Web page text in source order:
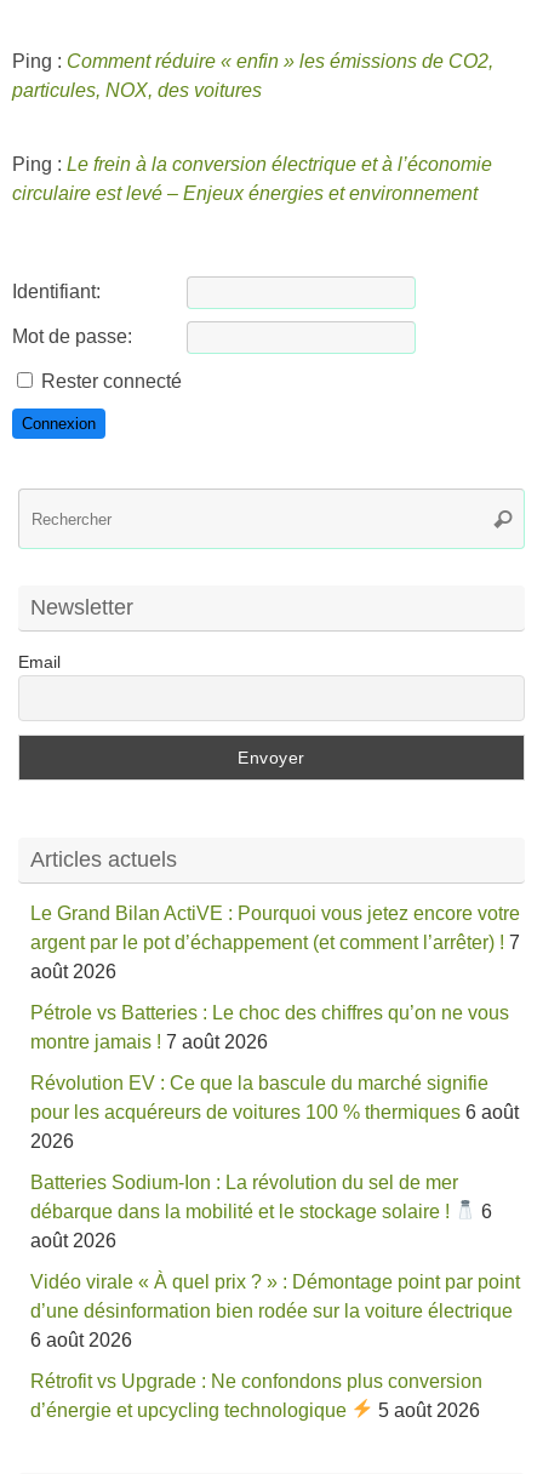
Ping : Comment réduire « enfin » les émissions de CO2,
particules, NOX, des voitures
Ping : Le frein à la conversion électrique et à l’économie
circulaire est levé – Enjeux énergies et environnement
Identifiant:
Mot de passe:
Rester connecté
Connexion
Newsletter
Email
Articles actuels
Le Grand Bilan ActiVE : Pourquoi vous jetez encore votre
argent par le pot d’échappement (et comment l’arrêter) ! 7
août 2026
Pétrole vs Batteries : Le choc des chiffres qu’on ne vous
montre jamais ! 7 août 2026
Révolution EV : Ce que la bascule du marché signifie
pour les acquéreurs de voitures 100 % thermiques 6 août
2026
Batteries Sodium-Ion : La révolution du sel de mer
débarque dans la mobilité et le stockage solaire !
6
août 2026
Vidéo virale « À quel prix ? » : Démontage point par point
d’une désinformation bien rodée sur la voiture électrique
6 août 2026
Rétrofit vs Upgrade : Ne confondons plus conversion
d’énergie et upcycling technologique
5 août 2026